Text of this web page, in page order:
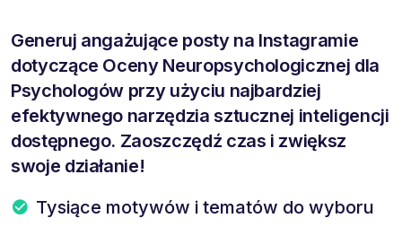
Generuj angażujące posty na Instagramie
dotyczące Oceny Neuropsychologicznej dla
Psychologów przy użyciu najbardziej
efektywnego narzędzia sztucznej inteligencji
dostępnego. Zaoszczędź czas i zwiększ
swoje działanie!
Tysiące motywów i tematów do wyboru